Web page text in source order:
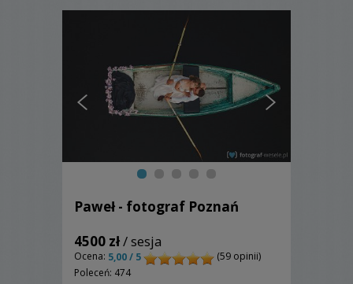
Paweł - fotograf Poznań
4500 zł/ sesja
Ocena: 5,00 / 5
(59 opinii)
Poleceń: 474